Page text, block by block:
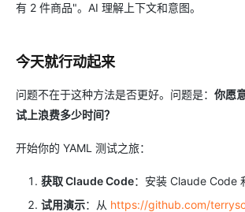
有 2 件商品"。AI 理解上下文和意图。
今天就行动起来
问题不在于这种方法是否更好。问题是： 你愿
试上浪费多少时间？
开始你的 YAML 测试之旅：
获取 Claude Code：安装 Claude Code
试用演示：从 https://github.com/